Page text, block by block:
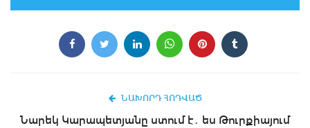
ՆԱԽՈՐԴ ՀՈԴՎԱԾ
Նարեկ Կարապետյանը ստում է․ ես Թուրքիայում